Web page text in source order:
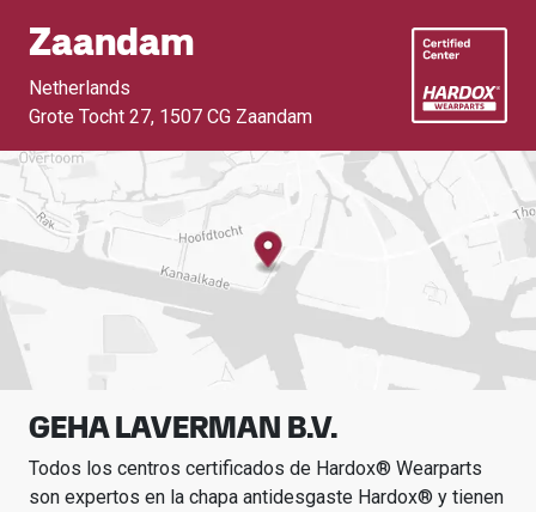
Zaandam
Netherlands
Grote Tocht 27, 1507 CG Zaandam
GEHA LAVERMAN B.V.
Todos los centros certificados de Hardox® Wearparts
son expertos en la chapa antidesgaste Hardox® y tienen